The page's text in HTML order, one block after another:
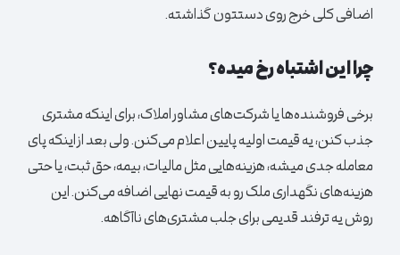
اضافی کلی خرج روی دستتون گذاشته.
چرا این اشتباه رخ میده؟
برخی فروشنده‌ها یا شرکت‌های مشاور املاک، برای اینکه مشتری
جذب کنن، یه قیمت اولیه پایین اعلام می‌کنن. ولی بعد از اینکه پای
معامله جدی میشه، هزینه‌هایی مثل مالیات، بیمه، حق ثبت، یا حتی
هزینه‌های نگهداری ملک رو به قیمت نهایی اضافه می‌کنن. این
روش یه ترفند قدیمی برای جلب مشتری‌های ناآگاهه.